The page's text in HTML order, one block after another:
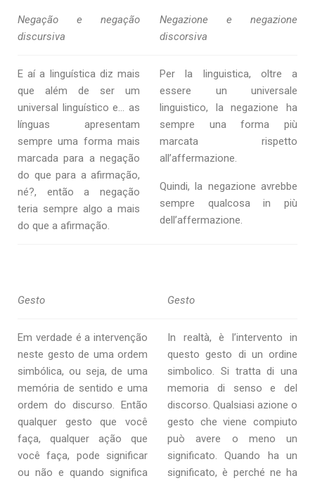
Negação e negação
discursiva
Negazione e negazione
discorsiva
E aí a linguística diz mais
que além de ser um
universal linguístico e… as
línguas apresentam
sempre uma forma mais
marcada para a negação
do que para a afirmação,
né?, então a negação
teria sempre algo a mais
do que a afirmação.
Per la linguistica, oltre a
essere un universale
linguistico, la negazione ha
sempre una forma più
marcata rispetto
all’affermazione.
Quindi, la negazione avrebbe
sempre qualcosa in più
dell’affermazione.
Gesto Gesto
Em verdade é a intervenção
neste gesto de uma ordem
simbólica, ou seja, de uma
memória de sentido e uma
ordem do discurso. Então
qualquer gesto que você
faça, qualquer ação que
você faça, pode significar
ou não e quando significa
In realtà, è l’intervento in
questo gesto di un ordine
simbolico. Si tratta di una
memoria di senso e del
discorso. Qualsiasi azione o
gesto che viene compiuto
può avere o meno un
significato. Quando ha un
significato, è perché ne ha